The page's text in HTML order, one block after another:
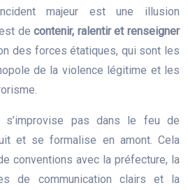
majeur est une illusion
decontenir, ralentir et renseigner
des forces étatiques, qui sont les
de la violence légitime et les
s’improvise pas dans le feu de
et se formalise en amont. Cela
conventions avec la préfecture, la
de communication clairs et la